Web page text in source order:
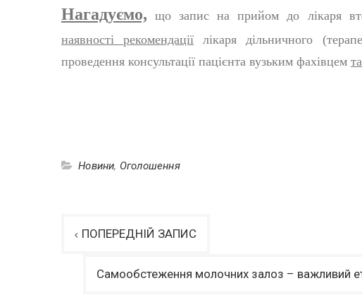
Нагадуємо, що запис на прийом до лікаря
наявності рекомендації лікаря дільничного
проведення консультації пацієнта вузьким фахівцем
Новини, Оголошення
Навігація
ПОПЕРЕДНІЙ ЗАПИС
Самообстеження молочних залоз – важливий